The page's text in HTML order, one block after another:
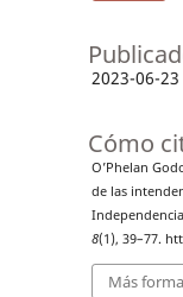
2023-06-23
Cómo
O’Phelan
de las
8(1), 39–77.
Más